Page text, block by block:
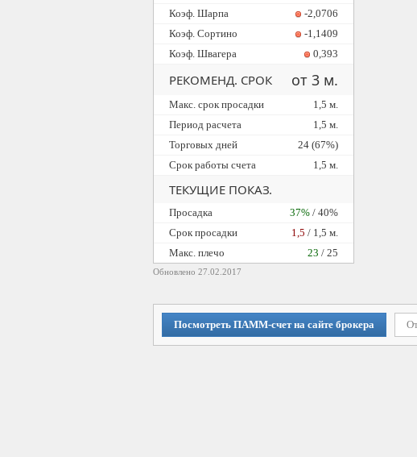
Обновлено 27.02.2017
Коэф. Шарпа
-2,0706
Коэф. Сортино
-1,1409
Коэф. Швагера
0,393
РЕКОМЕНД. СРОК от 3 м.
Макс. срок просадки
1,5 м.
Период расчета
1,5 м.
Торговых дней
24 (67%)
Срок работы счета
1,5 м.
ТЕКУЩИЕ ПОКАЗ.
Просадка 37%/ 40%
Cрок просадки
1,5 / 1,5 м.
Макс. плечо
23 / 25
Посмотреть ПАММ-счет на сайте брокера